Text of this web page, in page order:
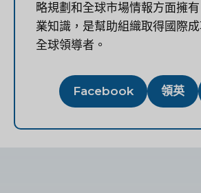
略規劃和全球市場情報方面擁
業知識，是幫助組織取得國際
全球領導者。
Facebook 領英